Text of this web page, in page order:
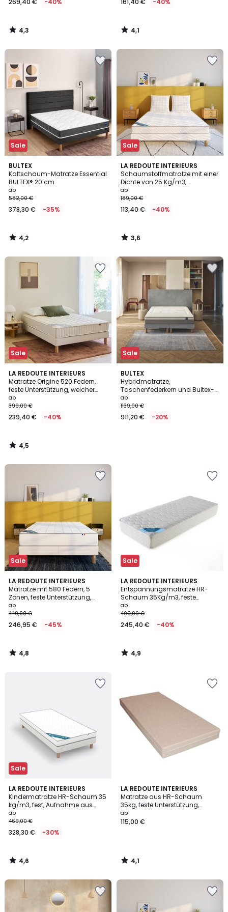
€
449,00
€
angewendet.
269,40 € -40%
4,3
/
161,40 € -40%
4,1
/
Sale
BULTEX
Kaltschaum-Matratze Essential
BULTEX® 20 cm
ab
582,00 €
378,30 € -35%
4,2
/ 5
4,2
/
Sale
LA REDOUTE INTERIEURS
Schaumstoffmatratze mit einer
Dichte von 25 Kg/m3,
mittelweiche Unterstützung,
weiche Aufnahme
ab
189,00 €
113,40 € -40%
3,6
/ 5
3,6
/
Sale
LA REDOUTE INTERIEURS
Matratze Origine 520 Federn,
feste Unterstützung, weicher
Liegekomfort
ab
399,00 €
239,40 € -40%
4,5
/ 5
4,5
/
Sale
BULTEX
Hybridmatratze,
Taschenfederkern und Bultex-
Schaum, feste Unterstützung,
RESTORE
ab
1139,00 €
911,20 € -20%
Sale
LA REDOUTE INTERIEURS
Matratze mit 580 Federn, 5
Zonen, feste Unterstützung,
umhüllender Liegekomfort
ab
449,00 €
246,95 € -45%
4,8
/ 5
4,8
/
Sale
LA REDOUTE INTERIEURS
Entspannungsmatratze HR-
Schaum 35Kg/m3, feste
Unterstützung, weiche
Aufnahme
ab
409,00 €
245,40 € -40%
4,9
/ 5
4,9
/
Sale
LA REDOUTE INTERIEURS
Kindermatratze HR-Schaum 35
kg/m3, fest, Aufnahme aus
Memoryschaum
ab
469,00 €
328,30 € -30%
4,6
/ 5
4,6
/
LA REDOUTE INTERIEURS
Matratze aus HR-Schaum
35kg, feste Unterstützung,
abnehmbar
ab
115,00 €
4,1
/ 5
4,1
/